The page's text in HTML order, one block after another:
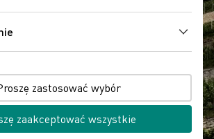
zastosować wybór
zaakceptować wszystkie